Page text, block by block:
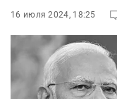
16 июля 2024, 18:25